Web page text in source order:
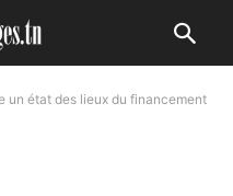
un état des lieux du financement